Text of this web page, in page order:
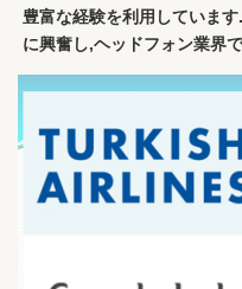
豊富な経験を利用していま
に興奮し,ヘッドフォン業界